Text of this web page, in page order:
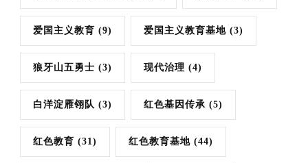
爱国主义教育 (9) 爱国主义教育基地 (3)
狼牙山五勇士 (3) 现代治理 (4)
白洋淀雁翎队 (3) 红色基因传承 (5)
红色教育 (31) 红色教育基地 (44)